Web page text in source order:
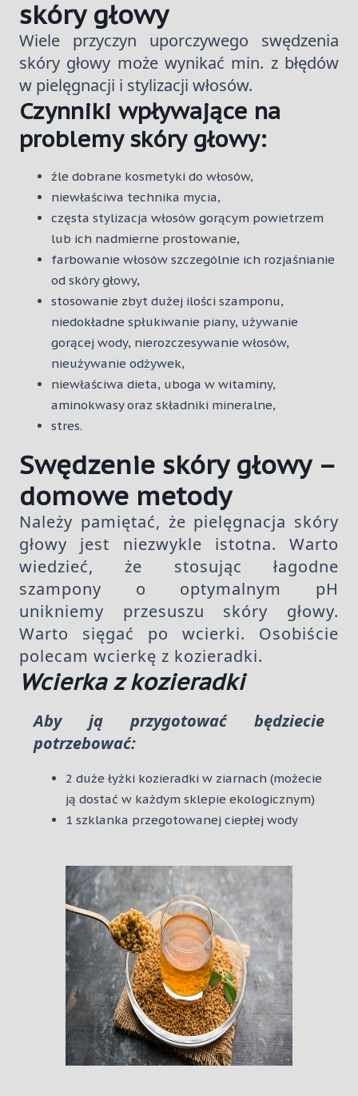
skóry głowy
Wiele przyczyn uporczywego swędzenia
skóry głowy może wynikać min. z błędów
w pielęgnacji i stylizacji włosów.
Czynniki wpływające na
problemy skóry głowy:
źle dobrane kosmetyki do włosów,
niewłaściwa technika mycia,
częsta stylizacja włosów gorącym powietrzem
lub ich nadmierne prostowanie,
farbowanie włosów szczególnie ich rozjaśnianie
od skóry głowy,
stosowanie zbyt dużej ilości szamponu,
niedokładne spłukiwanie piany, używanie
gorącej wody, nierozczesywanie włosów,
nieużywanie odżywek,
niewłaściwa dieta, uboga w witaminy,
aminokwasy oraz składniki mineralne,
stres.
Swędzenie skóry głowy –
domowe metody
Należy pamiętać, że pielęgnacja skóry
głowy jest niezwykle istotna. Warto
wiedzieć, że stosując łagodne
szampony o optymalnym pH
unikniemy przesuszu skóry głowy.
Warto sięgać po wcierki. Osobiście
polecam wcierkę z kozieradki.
Wcierka z kozieradki
Aby ją przygotować będziecie
potrzebować:
2 duże łyżki kozieradki w ziarnach (możecie
ją dostać w każdym sklepie ekologicznym)
1 szklanka przegotowanej ciepłej wody